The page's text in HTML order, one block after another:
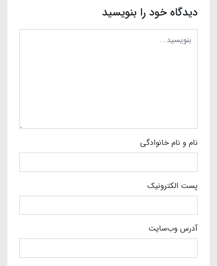
دیدگاه خود را بنویسید
نام و نام خانوادگی
پست الکترونیک
آدرس وب‌سایت